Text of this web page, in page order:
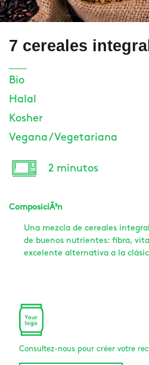
7 cereales
Bio
Halal
Kosher
Vegana / Vegetariana
2 minutos
ComposiciÃ³n
Una mezcla de cereales
de buenos nutrientes: fibra,
excelente alternativa a la
Consultez-nous pour créer votre